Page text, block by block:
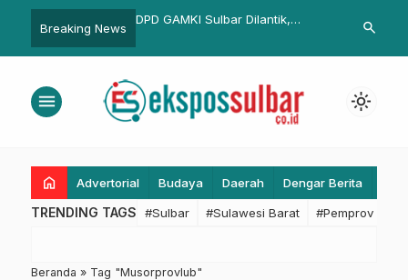
Breaking News
DPD GAMKI Sulbar Dilantik,
Selamat
Wamenpar
Siap
search
menu light_mode
home Advertorial Budaya Daerah Dengar Berita
TRENDING TAGS #Sulbar #Sulawesi Barat #Pemprov
Beranda » Tag "Musorprovlub"